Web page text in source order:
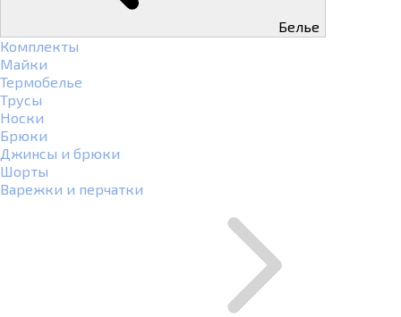
Белье
Комплекты
Майки
Термобелье
Трусы
Носки
Брюки
Джинсы и брюки
Шорты
Варежки и перчатки